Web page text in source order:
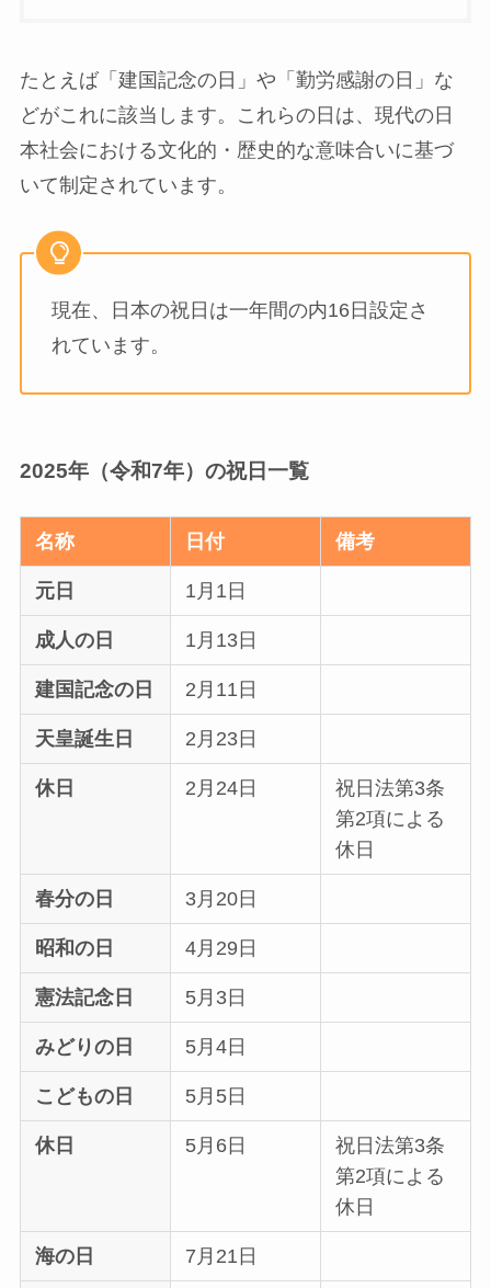
たとえば「建国記念の日」や「勤労感謝の日」な
どがこれに該当します。これらの日は、現代の日
本社会における文化的・歴史的な意味合いに基づ
いて制定されています。
現在、日本の祝日は一年間の内16日設定さ
れています。
2025年（令和7年）の祝日一覧
名称 日付 備考
元日 1月1日
成人の日 1月13日
建国記念の日 2月11日
天皇誕生日 2月23日
休日 2月24日
祝日法第3条
第2項による
休日
春分の日 3月20日
昭和の日 4月29日
憲法記念日 5月3日
みどりの日 5月4日
こどもの日 5月5日
休日 5月6日
祝日法第3条
第2項による
休日
海の日 7月21日